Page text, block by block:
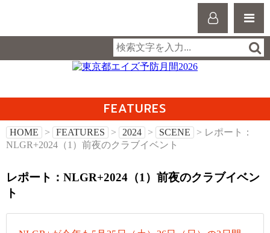
FEATURES
HOME > FEATURES > 2024 > SCENE
> レポート：
NLGR+2024（1）前夜のクラブイベント
レポート：NLGR+2024（1）前夜のクラブイベン
ト